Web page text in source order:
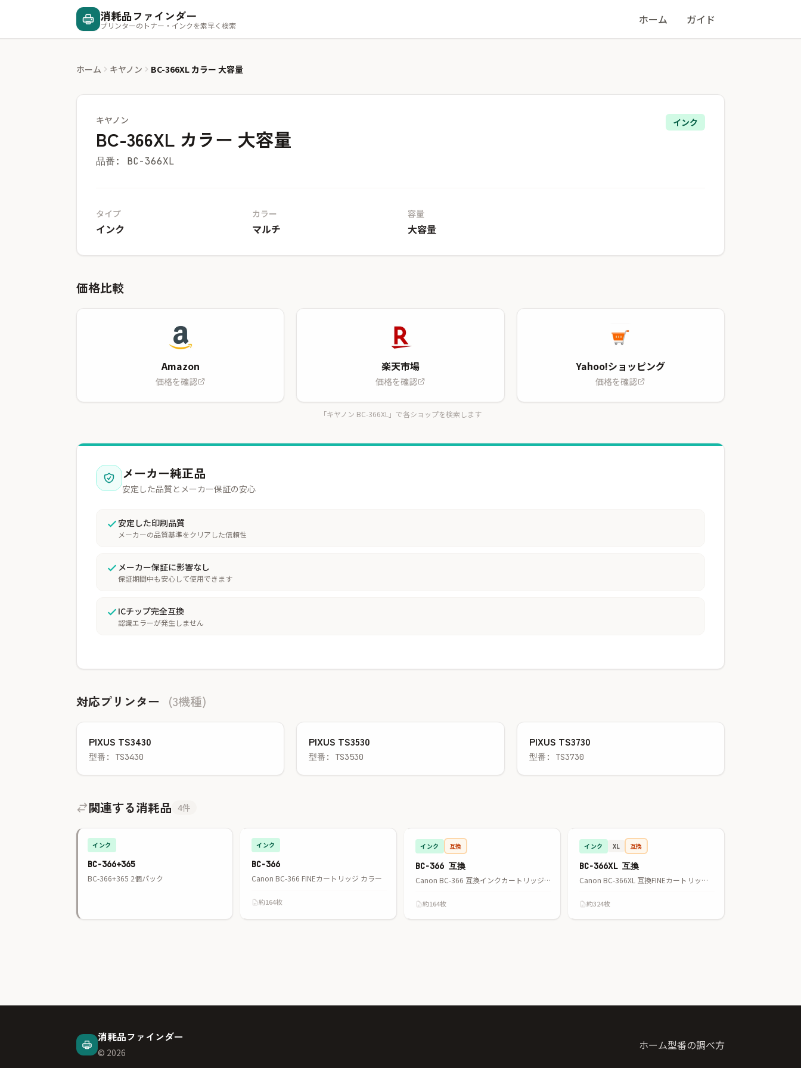
消耗品ファインダー
プリンターのトナー・インクを素早く検索 ホーム ガイド
ホーム キヤノン BC-366XL カラー 大容量
キヤノン
BC-366XL カラー 大容量
品番: BC-366XL
インク
タイプ
インク
カラー
マルチ
容量
大容量
価格比較
Amazon
価格を確認
楽天市場
価格を確認
Yahoo!ショッピング
価格を確認
「キヤノン BC-366XL」で各ショップを検索します
メーカー純正品
安定した品質とメーカー保証の安心
安定した印刷品質
メーカーの品質基準をクリアした信頼性
メーカー保証に影響なし
保証期間中も安心して使用できます
ICチップ完全互換
認識エラーが発生しません
対応プリンター (3機種)
PIXUS TS3430
型番: TS3430
PIXUS TS3530
型番: TS3530
PIXUS TS3730
型番: TS3730
関連する消耗品 4件
インク
BC-366+365
BC-366+365 2個パック
インク
BC-366
Canon BC-366 FINEカートリッジ カラー
約164枚
インク 互換
BC-366 互換
Canon BC-366 互換インクカートリッジ カラー
約164枚
インク XL 互換
BC-366XL 互換
Canon BC-366XL 互換FINEカートリッジ カラー
約324枚
消耗品ファインダー
© 2026
ホーム型番の調べ方